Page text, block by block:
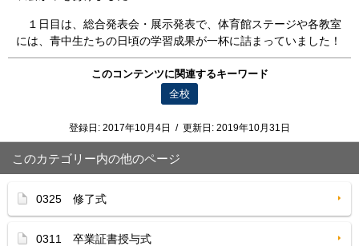
１日目は、総合発表会・展示発表で、体育館ステージや各教室
には、青中生たちの日頃の学習成果が一杯に詰まっていました！
このコンテンツに関連するキーワード
全校
登録日: 2017年10月4日 / 更新日: 2019年10月31日
このカテゴリー内の他のページ
0325 修了式
0311 卒業証書授与式